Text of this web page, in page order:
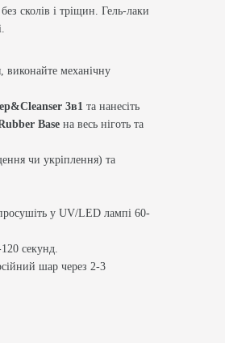
сколів і тріщин. Гель-лаки
виконайте механічну
3в1 та нанесіть
Base на весь ніготь та
чи укріплення) та
у UV/LED лампі 60-
секунд.
шар через 2-3